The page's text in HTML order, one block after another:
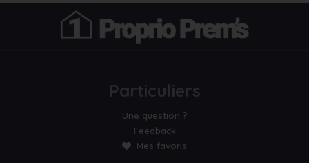
Particuliers
Une question ?
Feedback
Mes favoris